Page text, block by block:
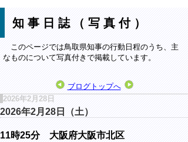
知事日誌（写真付）
このページでは鳥取県知事の行動日程のうち、主
なものについて写真付きで掲載しています。
ブログトップへ
2026年2月28日
2026年2月28日（土）
11時25分 大阪府大阪市北区